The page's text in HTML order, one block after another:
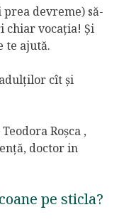
devreme) să-
chiar vocația! Și
te ajută.
cît și
Roșca ,
doctor in
pe sticla?